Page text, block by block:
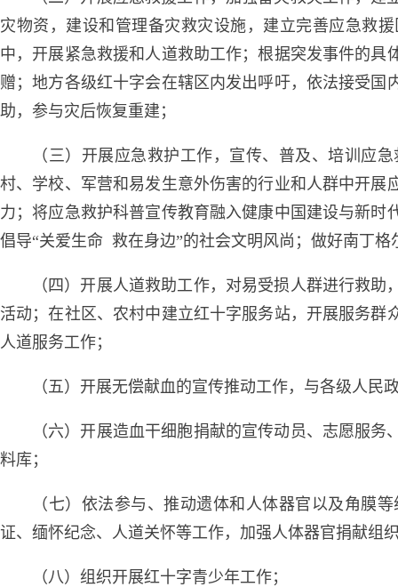
灾物资，建设和管理备灾救灾设施，建立完善应急救
中，开展紧急救援和人道救助工作；根据突发事件的
赠；地方各级红十字会在辖区内发出呼吁，依法接受
助，参与灾后恢复重建；
（三）开展应急救护工作，宣传、普及、培训应
村、学校、军营和易发生意外伤害的行业和人群中开
力；将应急救护科普宣传教育融入健康中国建设与新
倡导“关爱生命 救在身边”的社会文明风尚；做好南丁
（四）开展人道救助工作，对易受损人群进行救
活动；在社区、农村中建立红十字服务站，开展服务
人道服务工作；
（五）开展无偿献血的宣传推动工作，与各级人
（六）开展造血干细胞捐献的宣传动员、志愿服
料库；
（七）依法参与、推动遗体和人体器官以及角膜
证、缅怀纪念、人道关怀等工作，加强人体器官捐献
（八）组织开展红十字青少年工作；